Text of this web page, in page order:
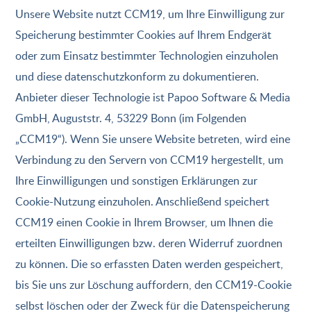
Unsere Website nutzt CCM19, um Ihre Einwilligung zur
Speicherung bestimmter Cookies auf Ihrem Endgerät
oder zum Einsatz bestimmter Technologien einzuholen
und diese datenschutzkonform zu dokumentieren.
Anbieter dieser Technologie ist Papoo Software & Media
GmbH, Auguststr. 4, 53229 Bonn (im Folgenden
„CCM19“). Wenn Sie unsere Website betreten, wird eine
Verbindung zu den Servern von CCM19 hergestellt, um
Ihre Einwilligungen und sonstigen Erklärungen zur
Cookie-Nutzung einzuholen. Anschließend speichert
CCM19 einen Cookie in Ihrem Browser, um Ihnen die
erteilten Einwilligungen bzw. deren Widerruf zuordnen
zu können. Die so erfassten Daten werden gespeichert,
bis Sie uns zur Löschung auffordern, den CCM19-Cookie
selbst löschen oder der Zweck für die Datenspeicherung